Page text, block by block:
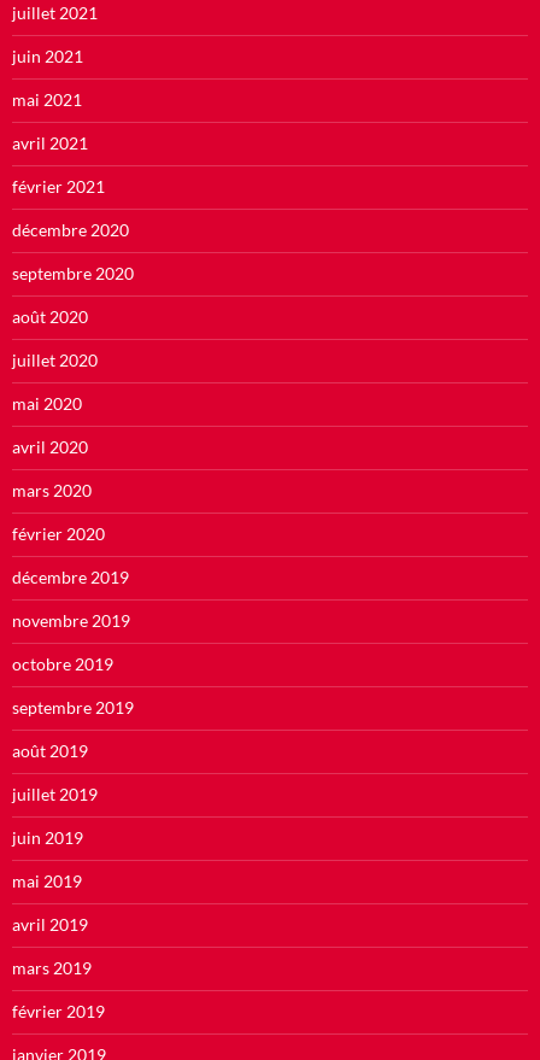
juillet 2021
juin 2021
mai 2021
avril 2021
février 2021
décembre 2020
septembre 2020
août 2020
juillet 2020
mai 2020
avril 2020
mars 2020
février 2020
décembre 2019
novembre 2019
octobre 2019
septembre 2019
août 2019
juillet 2019
juin 2019
mai 2019
avril 2019
mars 2019
février 2019
janvier 2019